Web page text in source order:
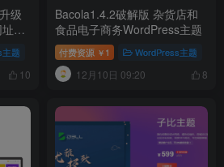
级
导
题
10
Bacola1.4.2破解版 杂货店和
食品电子商务WordPress主题
付费资源 ￥ 1 WordPress主题
12月10日 09:20 8